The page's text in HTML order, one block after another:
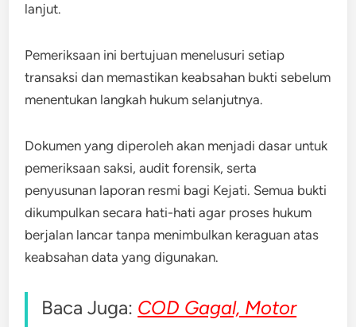
lanjut.
Pemeriksaan ini bertujuan menelusuri setiap
transaksi dan memastikan keabsahan bukti sebelum
menentukan langkah hukum selanjutnya.
Dokumen yang diperoleh akan menjadi dasar untuk
pemeriksaan saksi, audit forensik, serta
penyusunan laporan resmi bagi Kejati. Semua bukti
dikumpulkan secara hati-hati agar proses hukum
berjalan lancar tanpa menimbulkan keraguan atas
keabsahan data yang digunakan.
Baca Juga: COD Gagal, Motor